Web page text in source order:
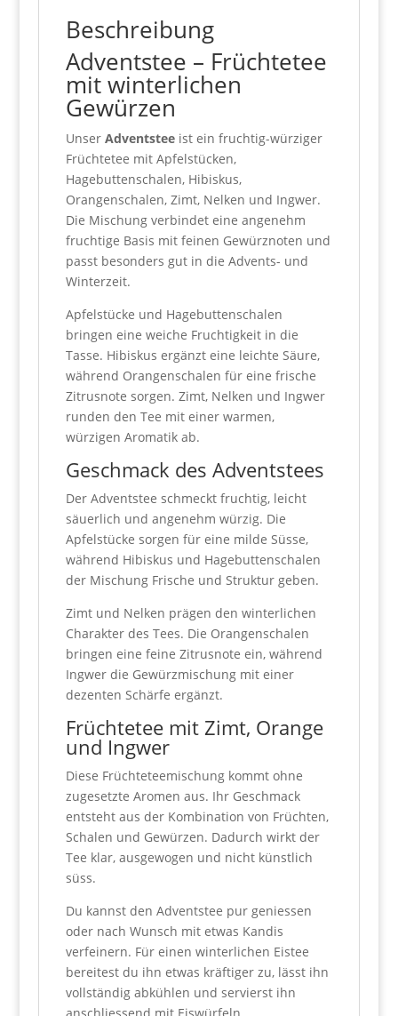
Beschreibung
Adventstee – Früchtetee
mit winterlichen
Gewürzen
Unser Adventsteeist ein fruchtig-würziger
Früchtetee mit Apfelstücken,
Hagebuttenschalen, Hibiskus,
Orangenschalen, Zimt, Nelken und Ingwer.
Die Mischung verbindet eine angenehm
fruchtige Basis mit feinen Gewürznoten und
passt besonders gut in die Advents- und
Winterzeit.
Apfelstücke und Hagebuttenschalen
bringen eine weiche Fruchtigkeit in die
Tasse. Hibiskus ergänzt eine leichte Säure,
während Orangenschalen für eine frische
Zitrusnote sorgen. Zimt, Nelken und Ingwer
runden den Tee mit einer warmen,
würzigen Aromatik ab.
Geschmack des Adventstees
Der Adventstee schmeckt fruchtig, leicht
säuerlich und angenehm würzig. Die
Apfelstücke sorgen für eine milde Süsse,
während Hibiskus und Hagebuttenschalen
der Mischung Frische und Struktur geben.
Zimt und Nelken prägen den winterlichen
Charakter des Tees. Die Orangenschalen
bringen eine feine Zitrusnote ein, während
Ingwer die Gewürzmischung mit einer
dezenten Schärfe ergänzt.
Früchtetee mit Zimt, Orange
und Ingwer
Diese Früchteteemischung kommt ohne
zugesetzte Aromen aus. Ihr Geschmack
entsteht aus der Kombination von Früchten,
Schalen und Gewürzen. Dadurch wirkt der
Tee klar, ausgewogen und nicht künstlich
süss.
Du kannst den Adventstee pur geniessen
oder nach Wunsch mit etwas Kandis
verfeinern. Für einen winterlichen Eistee
bereitest du ihn etwas kräftiger zu, lässt ihn
vollständig abkühlen und servierst ihn